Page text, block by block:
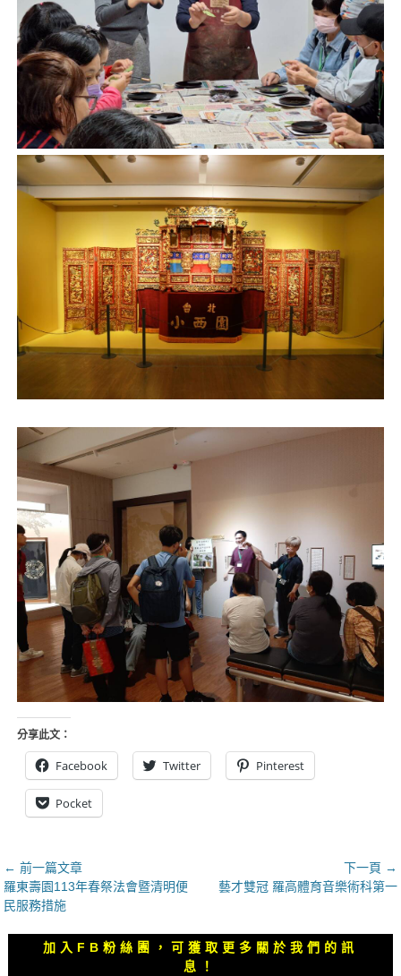
分享此文：
Facebook Twitter Pinterest
Pocket
文
章
導
覽
← 前一篇文章
上
一
羅東壽園113年春祭法會暨清明便
民服務措施
下一頁 →
文
章：
藝才雙冠 羅高體育音樂術科第一
加入FB粉絲團，可獲取更多關於我們的訊
息！